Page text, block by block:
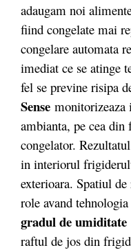
adaugam noi
fiind congelate mai
congelare automata
imediat ce se atinge
fel se previne risipa
Sense monitorizeaza
ambianta, pe cea
congelator.
in interiorul
exterioara. Spatiul
role avand tehnologia
gradul de umiditate
raftul de jos din